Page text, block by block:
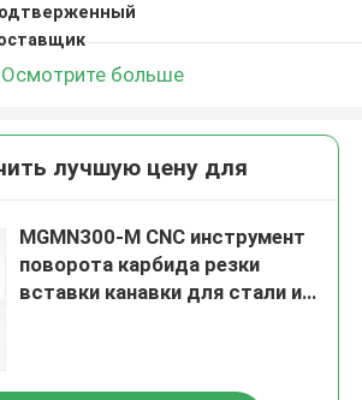
Осмотрите больше
лучшую цену для
MGMN300-M CNC инструмент
поворота карбида резки
вставки канавки для стали и